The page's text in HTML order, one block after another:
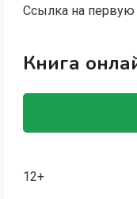
Ссылка на первую
Книга
12+